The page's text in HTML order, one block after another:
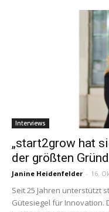
Interviews
„start2grow hat
der größten
Janine Heidenfelder - 16.
Seit 25 Jahren unterstützt
Gütesiegel für Innovation.